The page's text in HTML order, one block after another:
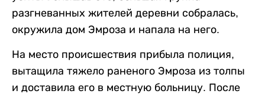
разгневанных жителей деревни собралась,
окружила дом Эмроза и напала на него.
На место происшествия прибыла полиция,
вытащила тяжело раненого Эмроза из толпы
и доставила его в местную больницу. После